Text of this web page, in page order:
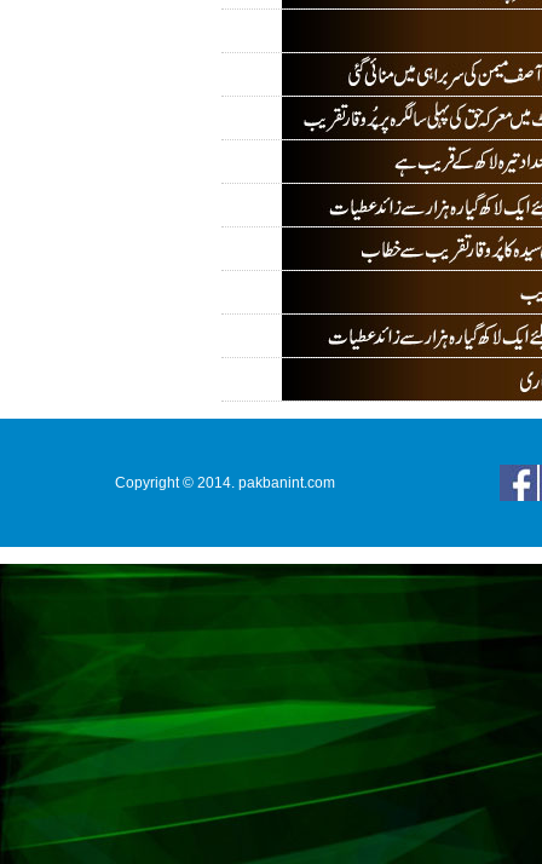
Copyright © 2014. pakbanint.com